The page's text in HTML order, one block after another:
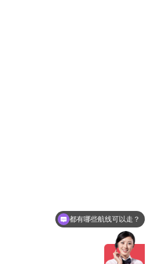
都有哪些航线可以走？